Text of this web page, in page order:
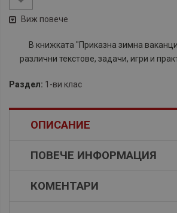
Виж повече
В книжката "Приказна зимна
различни текстове, задачи, игри и
Раздел: 1-ви клас
ОПИСАНИЕ
ПОВЕЧЕ ИНФОРМАЦИЯ
КОМЕНТАРИ